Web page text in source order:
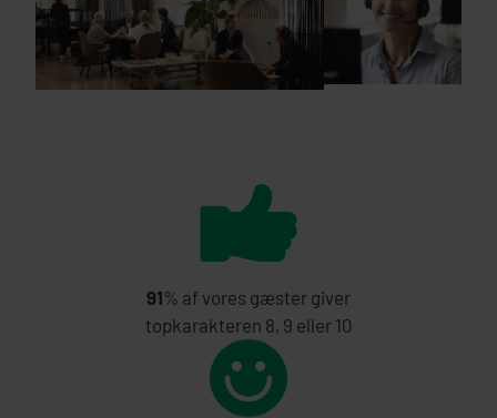
91% af vores gæster giver
topkarakteren 8, 9 eller 10